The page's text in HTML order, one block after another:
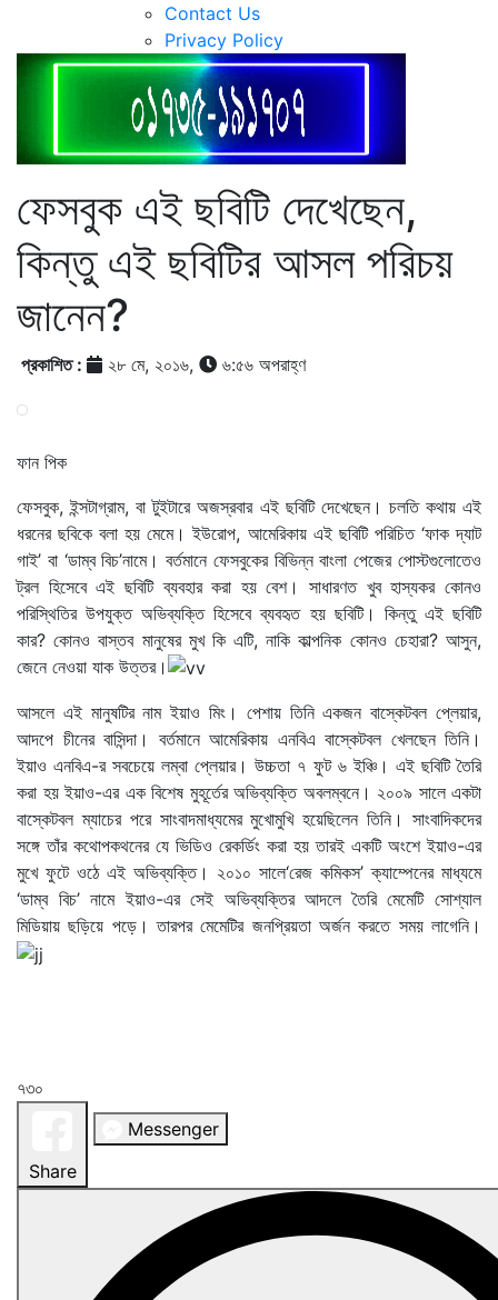
Contact Us
Privacy Policy
ফেসবুক এই ছবিটি দেখেছেন,
কিন্তু এই ছবিটির আসল পরিচয়
জানেন?
প্রকাশিত : ২৮ মে, ২০১৬, ৬:৫৬ অপরাহ্ণ
ফান পিক
ফেসবুক, ইন্সটাগ্রাম, বা টুইটারে অজস্রবার এই ছবিটি দেখেছেন। চলতি কথায় এই
ধরনের ছবিকে বলা হয় মেমে। ইউরোপ, আমেরিকায় এই ছবিটি পরিচিত ‘ফাক দ্যাট
গাই’ বা ‘ডাম্ব বিচ’নামে। বর্তমানে ফেসবুকের বিভিন্ন বাংলা পেজের পোস্টগুলোতেও
ট্রল হিসেবে এই ছবিটি ব্যবহার করা হয় বেশ। সাধারণত খুব হাস্যকর কোনও
পরিস্থিতির উপযুক্ত অভিব্যক্তি হিসেবে ব্যবহৃত হয় ছবিটি। কিন্তু এই ছবিটি
কার? কোনও বাস্তব মানুষের মুখ কি এটি, নাকি কাল্পনিক কোনও চেহারা? আসুন,
জেনে নেওয়া যাক উত্তর।
আসলে এই মানুষটির নাম ইয়াও মিং। পেশায় তি‌নি একজন বাস্কেটবল প্লেয়ার,
আদপে চীনের বাসিন্দা। বর্তমানে আমেরিকায় এনবিএ বাস্কেটবল খেলছেন তিনি।
ইয়াও এনবিএ-র সবচেয়ে লম্বা প্লেয়ার। উচ্চতা ৭ ফুট ৬ ইঞ্চি। এই ছবিটি তৈরি
করা হয় ইয়াও-এর এক বিশেষ মুহূর্তের অভিব্যক্তি অবলম্বনে। ২০০৯ সালে একটা
বাস্কেটবল ম্যাচের পরে সাংবাদমাধ্যমের মুখোমুখি হয়েছিলেন তিনি। সাংবাদিকদের
সঙ্গে তাঁর কথোপকথনের যে ভিডিও রেকর্ডিং করা হয় তারই একটি অংশে ইয়াও-এর
মুখে ফুটে ওঠে এই অভিব্যক্তি। ২০১০ সালে‘রেজ কমিকস’ ক্যাম্পেনের মাধ্যমে
‘ডাম্ব বিচ’ নামে ইয়াও-এর সেই অভিব্যক্তির আদলে তৈরি মেমেটি সোশ্যাল
মিডিয়ায় ছড়িয়ে পড়ে। তারপর মেমেটির জনপ্রিয়তা অর্জন করতে সময় লাগেনি।
৭৩০
Share
Messenger